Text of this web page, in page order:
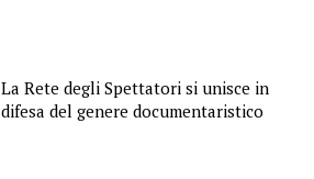
La Rete degli Spettatori si unisce in
difesa del genere documentaristico